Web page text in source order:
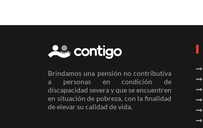
Brindamos una pensión no contributiva
a personas en condición de
discapacidad severa y que se encuentren
en situación de pobreza, con la finalidad
de elevar su calidad de vida.